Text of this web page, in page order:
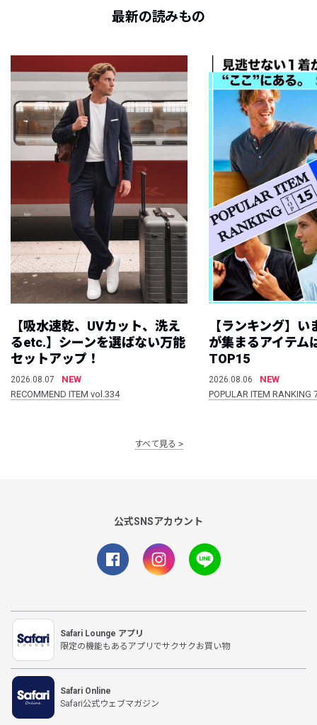
最新の読みもの
【吸水速乾、UVカット、洗え
るetc.】シーンを選ばない万能
セットアップ！
2026.08.07
NEW
RECOMMEND ITEM vol.334
【ランキング】
が集まるアイテム
TOP15
2026.08.06
NEW
POPULAR ITEM
すべて見る
公式SNSアカウント
Safari Lounge アプリ
限定の機能もあるアプリでサクサクお買い物
Safari Online
Safari公式ウェブマガジン